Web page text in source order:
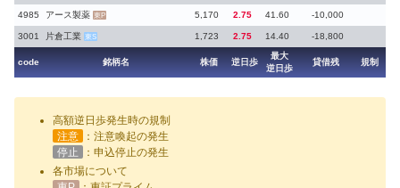
4985 アース製薬 東P 5,170 2.75 41.60 -10,000
3001 片倉工業 東S 1,723 2.75 14.40 -18,800
code 銘柄名 株価 逆日歩
最大
逆日歩
貸借残 規制
高額逆日歩発生時の規制
注意
：注意喚起の発生
停止
：申込停止の発生
各市場について